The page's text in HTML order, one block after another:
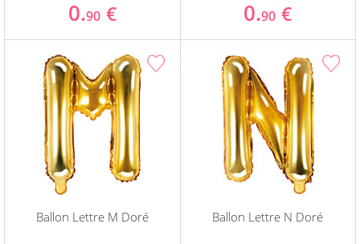
0.90 € 0.90 €
Ballon Lettre M Doré Ballon Lettre N Doré